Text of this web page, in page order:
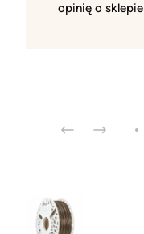
opinię o sklepie